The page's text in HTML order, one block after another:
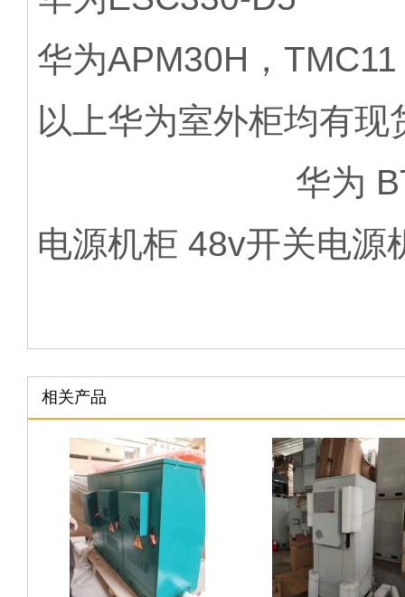
华为APM30H，
以上华为室外柜均有
华为
电源机柜 48v开关电源
相关产品